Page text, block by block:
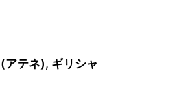
アテネ), ギリシャ